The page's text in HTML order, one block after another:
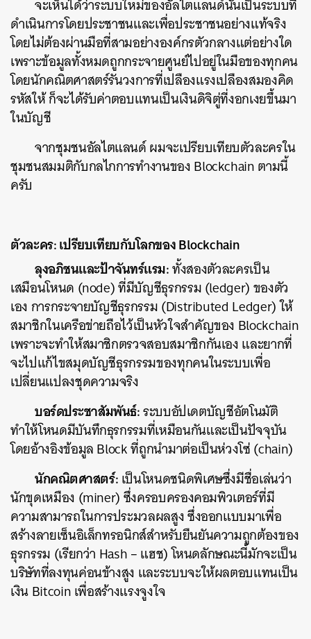
จะเห็นได้ว่าระบบใหม่ของอัลไตแลนด์นั้นเป็นระบบที่
ดำเนินการโดยประชาชนและเพื่อประชาชนอย่างแท้จริง
โดยไม่ต้องผ่านมือที่สามอย่างองค์กรตัวกลางแต่อย่างใด
เพราะข้อมูลทั้งหมดถูกกระจายศูนย์ไปอยู่ในมือของทุกคน
โดยนักคณิตศาสตร์รันวงการที่เปลืองแรงเปลืองสมองคิด
รหัสให้ ก็จะได้รับค่าตอบแทนเป็นเงินดิจิตู่ที่งอกเงยขึ้นมา
ในบัญชี
จากชุมชนอัลไตแลนด์ ผมจะเปรียบเทียบตัวละครใน
ชุมชนสมมติกับกลไกการทำงานของ Blockchain ตามนี้
ครับ
ตัวละคร: เปรียบเทียบกับโลกของ Blockchain
ลุงอภิชนและป้าจันทร์แรม:ทั้งสองตัวละครเป็น
เสมือนโหนด (node) ที่มีบัญชีธุรกรรม (ledger) ของตัว
เอง การกระจายบัญชีธุรกรรม (Distributed Ledger) ให้
สมาชิกในเครือข่ายถือไว้เป็นหัวใจสำคัญของ Blockchain
เพราะจะทำให้สมาชิกตรวจสอบสมาชิกกันเอง และยากที่
จะไปแก้ไขสมุดบัญชีธุรกรรมของทุกคนในระบบเพื่อ
เปลี่ยนแปลงชุดความจริง
บอร์ดประชาสัมพันธ์:ระบบอัปเดตบัญชีอัตโนมัติ
ทำให้โหนดมีบันทึกธุรกรรมที่เหมือนกันและเป็นปัจจุบัน
โดยอ้างอิงข้อมูล Block ที่ถูกนำมาต่อเป็นห่วงโซ่ (chain)
นักคณิตศาสตร์:เป็นโหนดชนิดพิเศษซึ่งมีชื่อเล่นว่า
นักขุดเหมือง (miner) ซึ่งครอบครองคอมพิวเตอร์ที่มี
ความสามารถในการประมวลผลสูง ซึ่งออกแบบมาเพื่อ
สร้างลายเซ็นอิเล็กทรอนิกส์สำหรับยืนยันความถูกต้องของ
ธุรกรรม (เรียกว่า Hash – แฮช) โหนดลักษณะนี้มักจะเป็น
บริษัทที่ลงทุนค่อนข้างสูง และระบบจะให้ผลตอบแทนเป็น
เงิน Bitcoin เพื่อสร้างแรงจูงใจ
ค้นหา
SHARE TWEET LINE EMAIL